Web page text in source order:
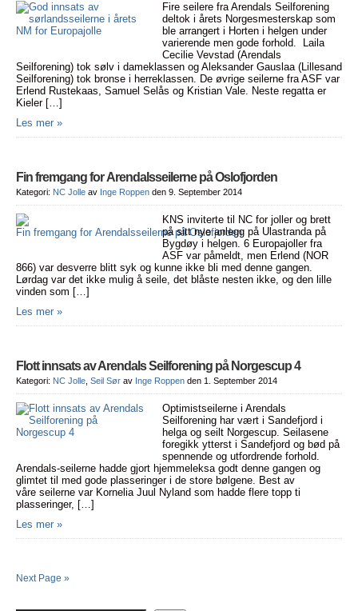
Fire seilere fra Arendals Seilforening
deltok i årets Norgesmesterskap som
ble arrangert i Horten i helgen under
varierende men gode forhold. Laila
Cecilie Vevstad (Arendals
Seilforening) tok sølv i dameklassen og Aleksander Gauslaa (Lillesand
Seilforening) tok bronse i herreklassen. De øvrige seilerne fra ASF var
Erlend Rustekaas, Samuel Selås og Kristian Vale. Neste regatta er
Kieler […]
Les mer »
Fin fremgang for Arendalsseilerne på Oslofjorden
Kategori: NC Jolle av Inge Roppen den 9. September 2014
KNS inviterte til NC for joller og brett
på sitt nye anlegg på Ulastranda på
Bygdøy i helgen. 6 Europajoller fra
ASF var påmeldt, men Erlend (NOR
866) var desverre blitt syk og kunne ikke bli med denne gangen.
Lørdag var det ikke mulig å seile, det blåste nesten ikke, og den lille
vinden som […]
Les mer »
Flott innsats av Arendals Seilforening på Norgescup 4
Kategori: NC Jolle Seil Sør av Inge Roppen den 1. September 2014
Optimistseilerne i Arendals
Seilforening har vært i Sandefjord i
helga og seilt Norgescup. Seilasene
foregikk ytterst i Sandefjord og bød på
spennende og utfordrende forhold.
Arendals-seilerne hadde gjort hjemmeleksa godt denne gangen og
glimtet til med gode plasseringer i de store bølgene. Best av
våre seilerne var Kornelia Juul Nyland som hadde flere topp ti
plasseringer, […]
Les mer »
Next Page »